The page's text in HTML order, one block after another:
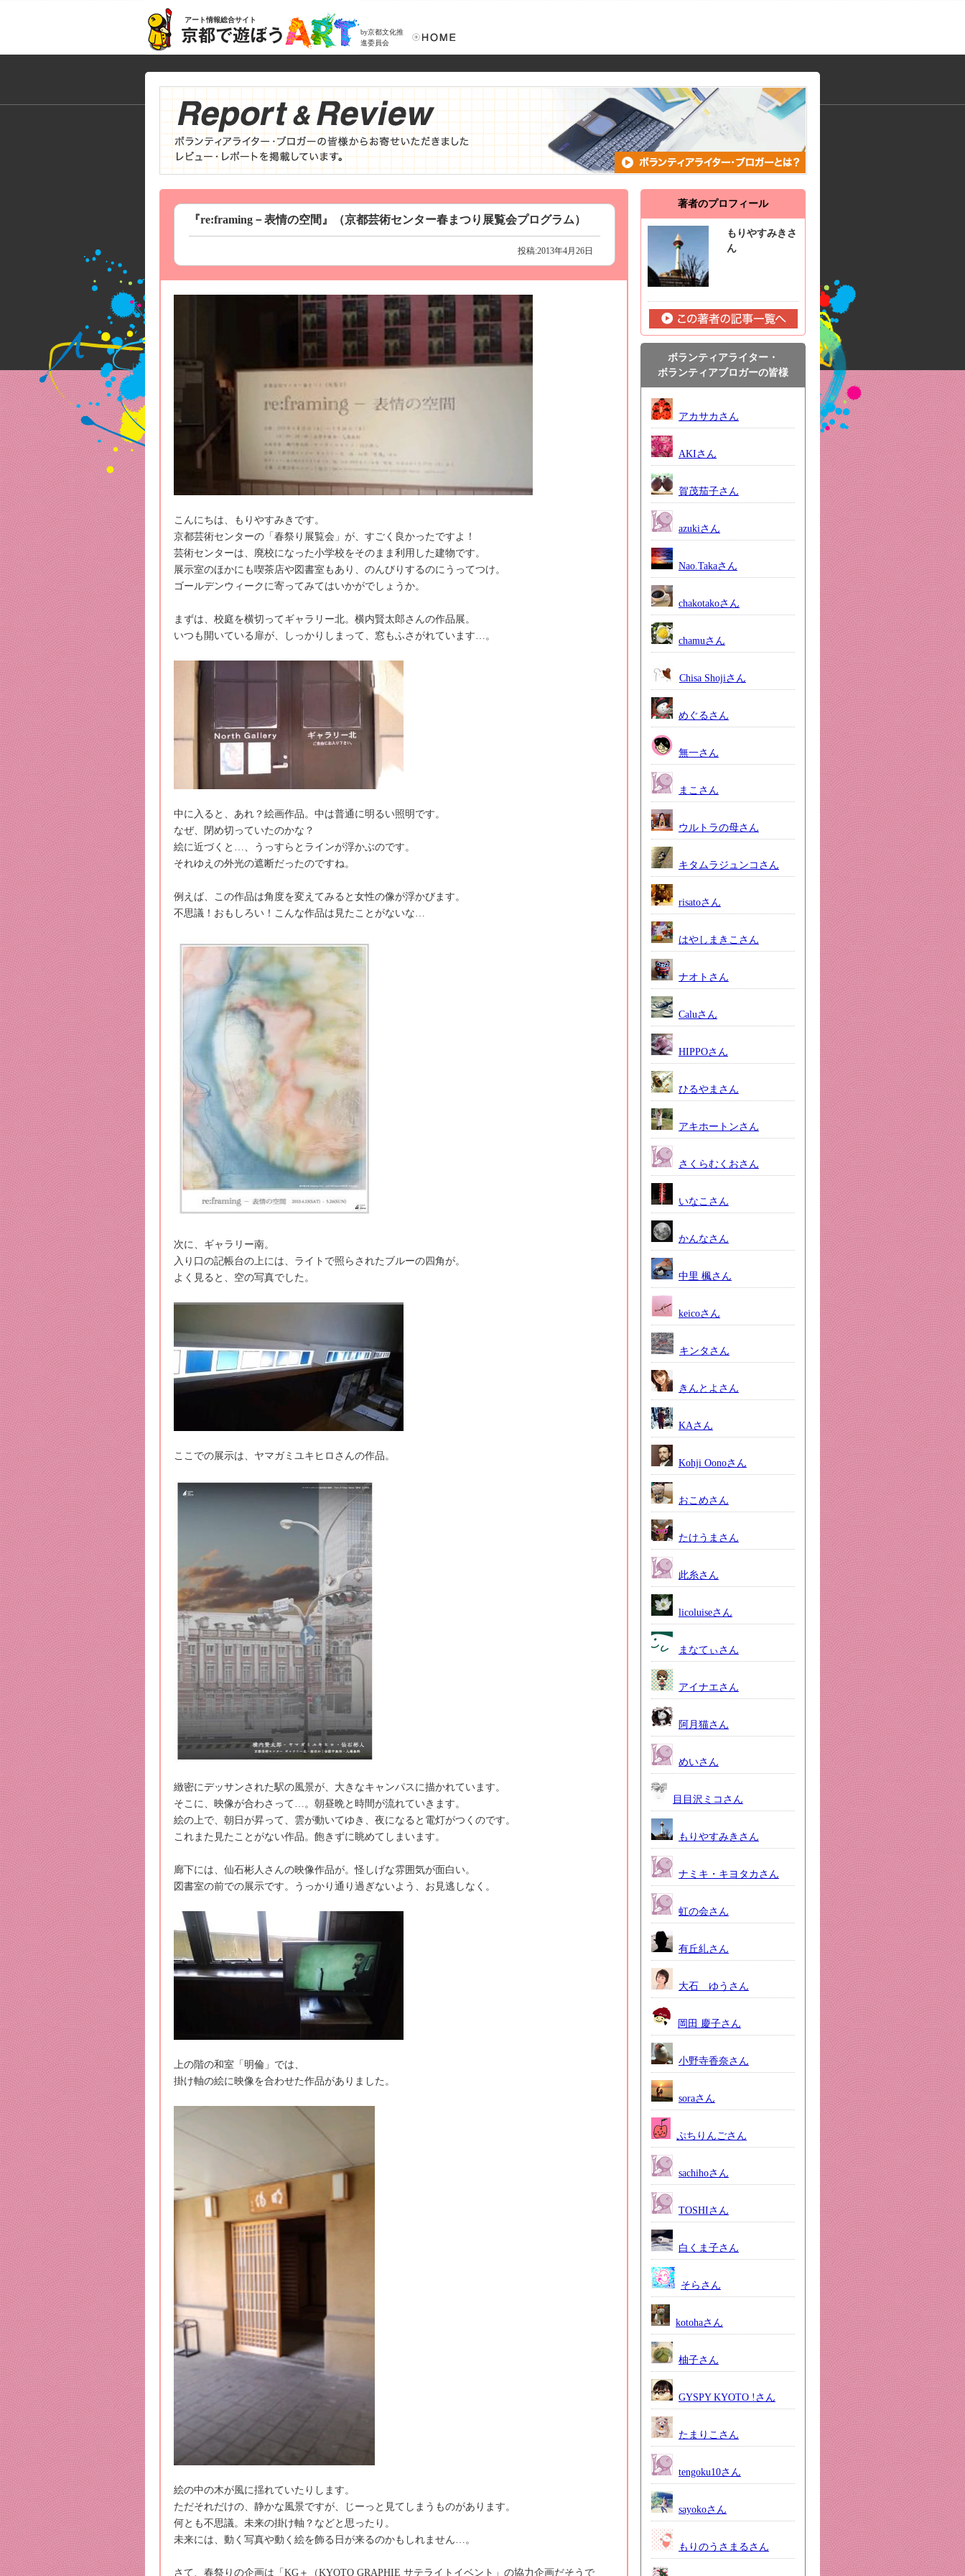
アート情報総合サイト
by京都文化推
進委員会
『re:framing－表情の空間』（京都芸術センター春まつり展覧会プログラム）
投稿:2013年4月26日
こんにちは、もりやすみきです。
京都芸術センターの「春祭り展覧会」が、すごく良かったですよ！
芸術センターは、廃校になった小学校をそのまま利用した建物です。
展示室のほかにも喫茶店や図書室もあり、のんびりするのにうってつけ。
ゴールデンウィークに寄ってみてはいかがでしょうか。
まずは、校庭を横切ってギャラリー北。横内賢太郎さんの作品展。
いつも開いている扉が、しっかりしまって、窓もふさがれています…。
中に入ると、あれ？絵画作品。中は普通に明るい照明です。
なぜ、閉め切っていたのかな？
絵に近づくと…、うっすらとラインが浮かぶのです。
それゆえの外光の遮断だったのですね。
例えば、この作品は角度を変えてみると女性の像が浮かびます。
不思議！おもしろい！こんな作品は見たことがないな…
次に、ギャラリー南。
入り口の記帳台の上には、ライトで照らされたブルーの四角が。
よく見ると、空の写真でした。
ここでの展示は、ヤマガミユキヒロさんの作品。
緻密にデッサンされた駅の風景が、大きなキャンパスに描かれています。
そこに、映像が合わさって…。朝昼晩と時間が流れていきます。
絵の上で、朝日が昇って、雲が動いてゆき、夜になると電灯がつくのです。
これまた見たことがない作品。飽きずに眺めてしまいます。
廊下には、仙石彬人さんの映像作品が。怪しげな雰囲気が面白い。
図書室の前での展示です。うっかり通り過ぎないよう、お見逃しなく。
上の階の和室「明倫」では、
掛け軸の絵に映像を合わせた作品がありました。
絵の中の木が風に揺れていたりします。
ただそれだけの、静かな風景ですが、じーっと見てしまうものがあります。
何とも不思議。未来の掛け軸？などと思ったり。
未来には、動く写真や動く絵を飾る日が来るのかもしれません…。
さて、春祭りの企画は「KG＋（KYOTO GRAPHIE サテライトイベント」の協力企画だそうで
著者のプロフィール
もりやすみきさ
ん
ボランティアライター・
ボランティアブロガーの皆様
アカサカさん
AKIさん
賀茂茄子さん
azukiさん
Nao.Takaさん
chakotakoさん
chamuさん
Chisa Shojiさん
めぐるさん
無一さん
まこさん
ウルトラの母さん
キタムラジュンコさん
risatoさん
はやしまきこさん
ナオトさん
Caluさん
HIPPOさん
ひるやまさん
アキホートンさん
さくらむくおさん
いなこさん
かんなさん
中里 楓さん
keicoさん
キンタさん
きんとよさん
KAさん
Kohji Oonoさん
おこめさん
たけうまさん
此糸さん
licoluiseさん
まなてぃさん
アイナエさん
阿月猫さん
めいさん
目目沢ミコさん
もりやすみきさん
ナミキ・キヨタカさん
虹の会さん
有丘糺さん
大石 ゆうさん
岡田 慶子さん
小野寺香奈さん
soraさん
ぷちりんごさん
sachihoさん
TOSHIさん
白くま子さん
そらさん
kotohaさん
柚子さん
GYSPY KYOTO !さん
たまりこさん
tengoku10さん
sayokoさん
もりのうさまるさん